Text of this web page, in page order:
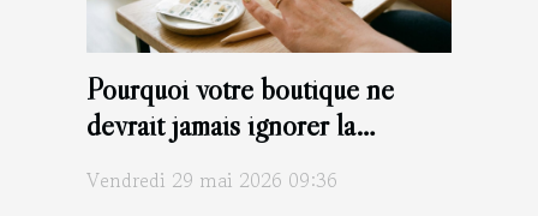
Pourquoi votre boutique ne
devrait jamais ignorer la
Vendredi 29 mai 2026 09:36